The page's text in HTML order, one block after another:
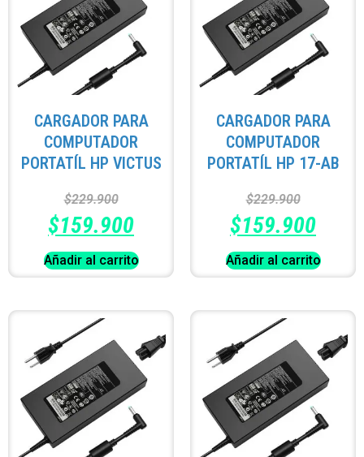
CARGADOR PARA
COMPUTADOR
PORTATÍL HP VICTUS
$229.900
$159.900
Añadir al carrito
CARGADOR PARA
COMPUTADOR
PORTATÍL HP 17-AB
$229.900
$159.900
Añadir al carrito